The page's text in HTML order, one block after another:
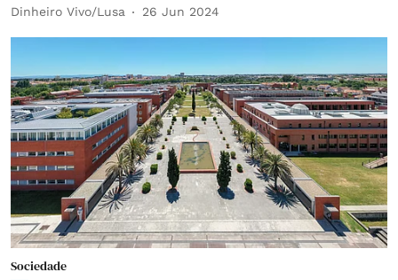
Dinheiro Vivo/Lusa 26 Jun 2024
Sociedade